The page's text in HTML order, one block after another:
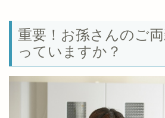
重要！お孫さんのご
っていますか？